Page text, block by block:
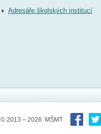
Adresáře školských institucí
© 2013 – 2026 MŠMT